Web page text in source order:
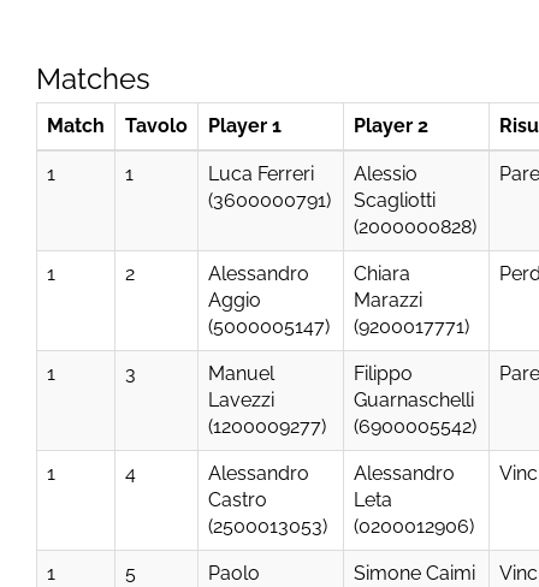
Matches
Match Tavolo Player 1 Player 2
1 1
Luca Ferreri
(3600000791)
Alessio
Scagliotti
(2000000828)
1 2
Alessandro
Aggio
(5000005147)
Chiara
Marazzi
(9200017771)
1 3
Manuel
Lavezzi
(1200009277)
Filippo
Guarnaschelli
(6900005542)
1 4
Alessandro
Castro
(2500013053)
Alessandro
Leta
(0200012906)
1 5
Paolo
Simone Caimi